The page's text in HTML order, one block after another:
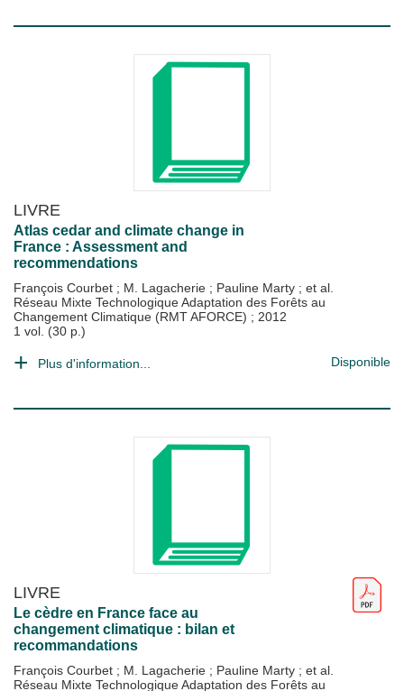
LIVRE
Atlas cedar and climate change in
France : Assessment and
recommendations
François Courbet ; M. Lagacherie ; Pauline Marty ; et al.
Réseau Mixte Technologique Adaptation des Forêts au
Changement Climatique (RMT AFORCE) ; 2012
1 vol. (30 p.)
Plus d'information... Disponible
LIVRE
Le cèdre en France face au
changement climatique : bilan et
recommandations
François Courbet ; M. Lagacherie ; Pauline Marty ; et al.
Réseau Mixte Technologique Adaptation des Forêts au